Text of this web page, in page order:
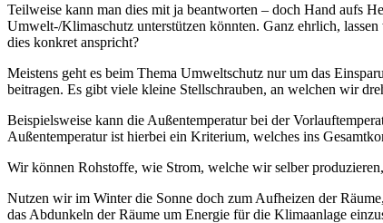
Teilweise kann man dies mit ja beantworten – doch Hand aufs
Umwelt-/Klimaschutz unterstützen könnten. Ganz ehrlich,
dies konkret anspricht?
Meistens geht es beim Thema Umweltschutz nur um das
beitragen. Es gibt viele kleine Stellschrauben, an welchen wir
Beispielsweise kann die Außentemperatur bei der
Außentemperatur ist hierbei ein Kriterium, welches ins
Wir können Rohstoffe, wie Strom, welche wir selber
Nutzen wir im Winter die Sonne doch zum Aufheizen der
das Abdunkeln der Räume um Energie für die Klimaanlage